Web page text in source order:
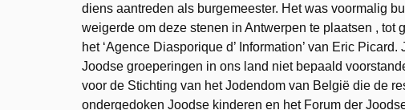
diens aantreden als burgemeester. Het was voormalig
weigerde om deze stenen in Antwerpen te plaatsen ,
het ‘Agence Diasporique d’ Information’ van Eric
Joodse groeperingen in ons land niet bepaald
voor de Stichting van het Jodendom van België die de
ondergedoken Joodse kinderen en het Forum der